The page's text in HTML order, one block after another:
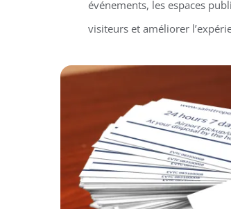
événements, les espaces
visiteurs et améliorer